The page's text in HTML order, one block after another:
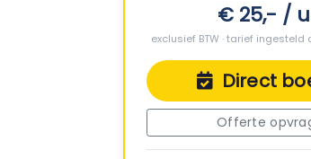
€ 25,- /
exclusief BTW · tarief
Direct
Offerte